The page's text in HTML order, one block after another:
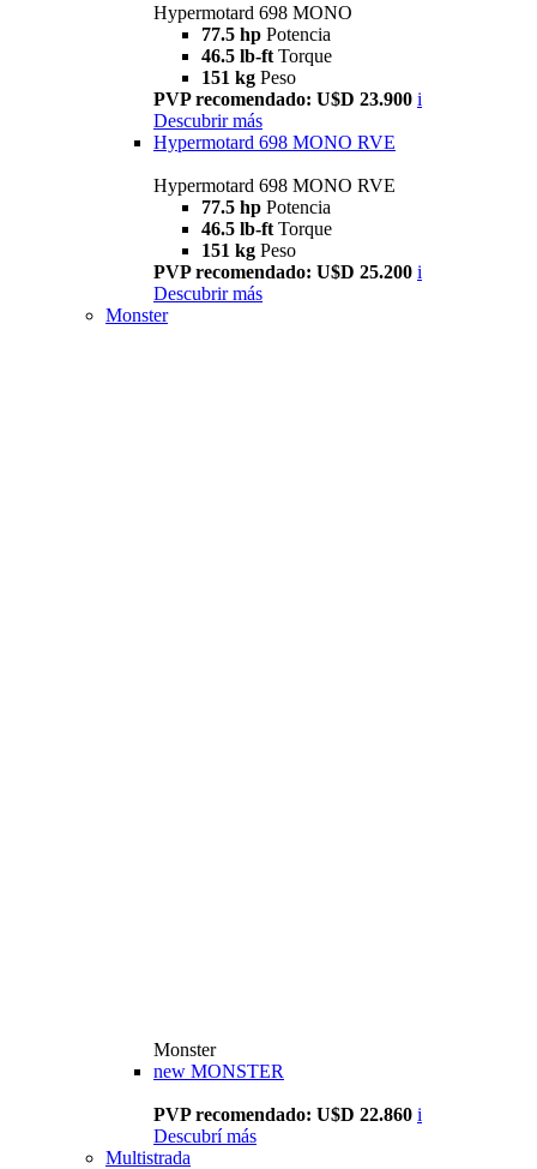
Hypermotard 698 MONO
77.5 hp Potencia
46.5 lb-ft Torque
151 kg Peso
PVP recomendado: U$D 23.900 i
Descubrir más
Hypermotard 698 MONO RVE
Hypermotard 698 MONO RVE
77.5 hp Potencia
46.5 lb-ft Torque
151 kg Peso
PVP recomendado: U$D 25.200 i
Descubrir más
Monster
Monster
new MONSTER
PVP recomendado: U$D 22.860 i
Descubrí más
Multistrada